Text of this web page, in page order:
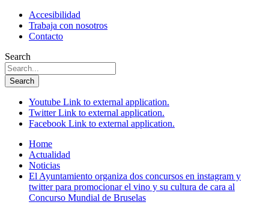
Accesibilidad
Trabaja con nosotros
Contacto
Search
Search
Youtube Link to external application.
TwitterLink to external application.
Facebook Link to external application.
Home
Actualidad
Noticias
El Ayuntamiento organiza dos concursos en instagram y
twitter para promocionar el vino y su cultura de cara al
Concurso Mundial de Bruselas